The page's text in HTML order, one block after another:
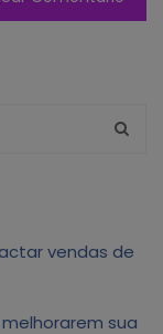
vendas de
sua